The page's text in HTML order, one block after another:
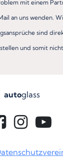
mit einem
an uns wenden.
sind
und somit nicht
autoglass